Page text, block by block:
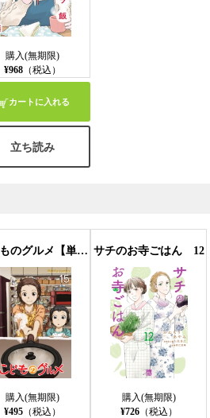
購入(無期限)
¥968（税込）
カートに入れる
立ち読み
こどものグルメ【単話】 15
購入(無期限)
¥495（税込）
サチのお寺ごはん 12
購入(無期限)
¥726（税込）